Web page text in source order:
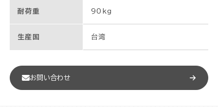
耐荷重 90kg
生産国 台湾
お問い合わせ